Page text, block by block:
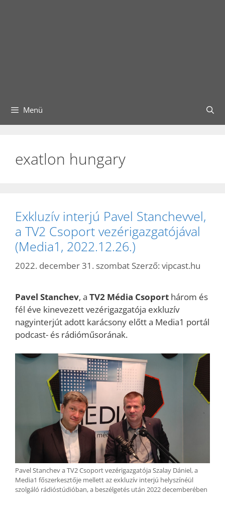
Menü
exatlon hungary
Exkluzív interjú Pavel Stanchevvel,
a TV2 Csoport vezérigazgatójával
(Media1, 2022.12.26.)
2022. december 31. szombat Szerző: vipcast.hu
Pavel Stanchev, a TV2 Média Csoport három és
fél éve kinevezett vezérigazgatója exkluzív
nagyinterjút adott karácsony előtt a Media1 portál
podcast- és rádióműsorának.
Pavel Stanchev a TV2 Csoport vezérigazgatója Szalay Dániel, a
Media1 főszerkesztője mellett az exkluzív interjú helyszínéül
szolgáló rádióstúdióban, a beszélgetés után 2022 decemberében